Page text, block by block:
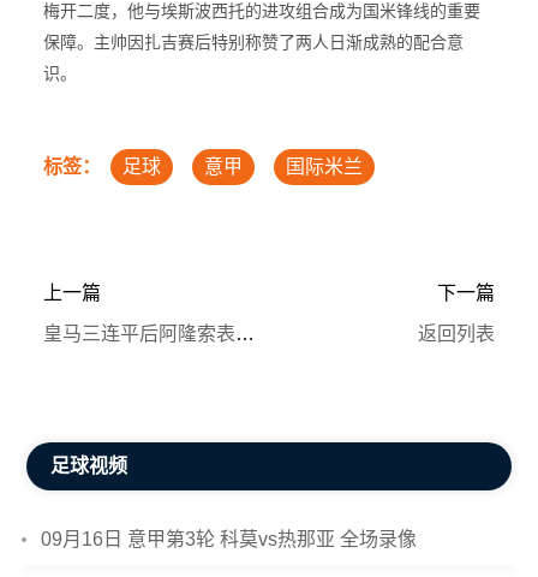
梅开二度，他与埃斯波西托的进攻组合成为国米锋线的重要
保障。主帅因扎吉赛后特别称赞了两人日渐成熟的配合意
识。
标签： 足球 意甲 国际米兰
上一篇
皇马三连平后阿隆索表态：坚信球队正处转折点 客战毕巴成关键考验
下一篇
返回列表
足球视频
09月16日 意甲第3轮 科莫vs热那亚 全场录像